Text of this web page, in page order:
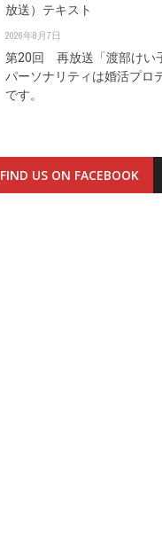
放送）テキスト
2026年8月7日
第20回 再放送「渡部けい
パーソナリティは婚活プロ
です。
FIND US ON FACEBOOK